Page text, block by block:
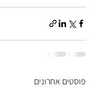
פוסטים אחרונים